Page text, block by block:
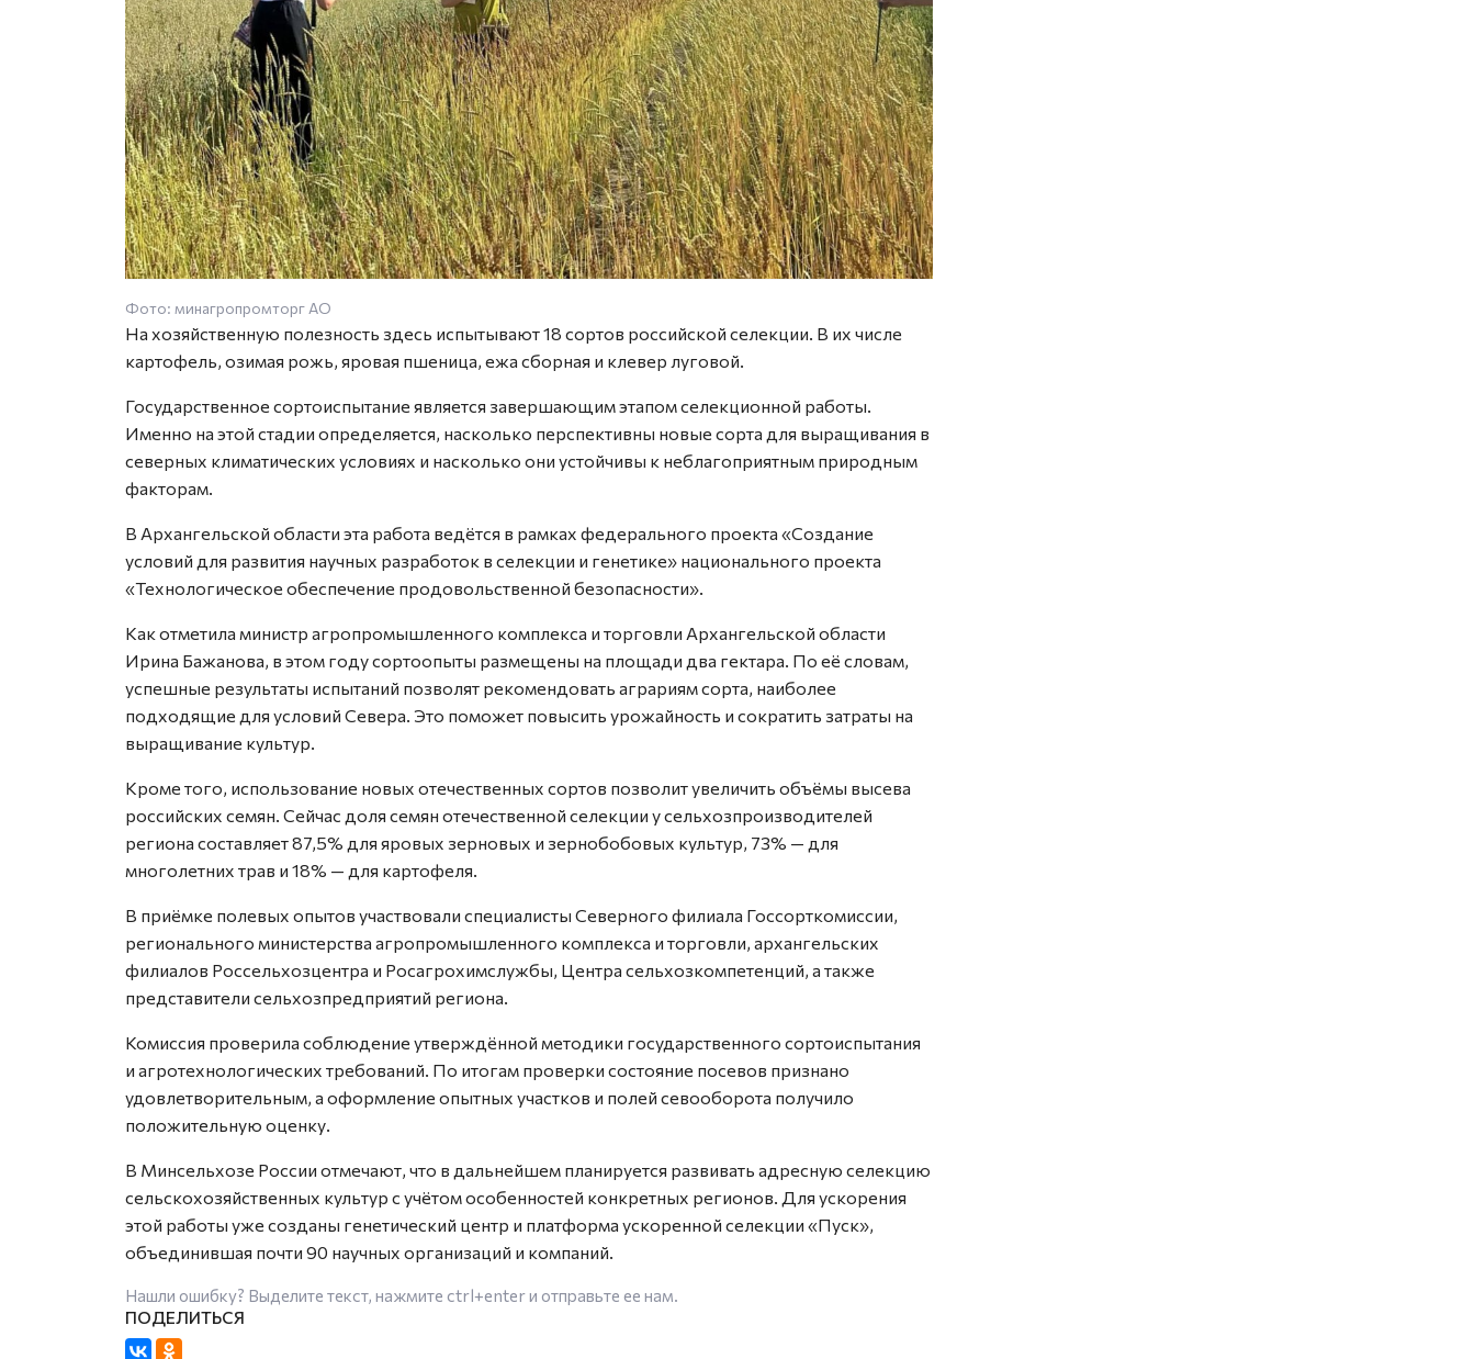
Фото: минагропромторг АО
На хозяйственную полезность здесь испытывают 18 сортов российской селекции. В их числе
картофель, озимая рожь, яровая пшеница, ежа сборная и клевер луговой.
Государственное сортоиспытание является завершающим этапом селекционной работы.
Именно на этой стадии определяется, насколько перспективны новые сорта для выращивания в
северных климатических условиях и насколько они устойчивы к неблагоприятным природным
факторам.
В Архангельской области эта работа ведётся в рамках федерального проекта «Создание
условий для развития научных разработок в селекции и генетике» национального проекта
«Технологическое обеспечение продовольственной безопасности».
Как отметила министр агропромышленного комплекса и торговли Архангельской области
Ирина Бажанова, в этом году сортоопыты размещены на площади два гектара. По её словам,
успешные результаты испытаний позволят рекомендовать аграриям сорта, наиболее
подходящие для условий Севера. Это поможет повысить урожайность и сократить затраты на
выращивание культур.
Кроме того, использование новых отечественных сортов позволит увеличить объёмы высева
российских семян. Сейчас доля семян отечественной селекции у сельхозпроизводителей
региона составляет 87,5% для яровых зерновых и зернобобовых культур, 73% — для
многолетних трав и 18% — для картофеля.
В приёмке полевых опытов участвовали специалисты Северного филиала Госсорткомиссии,
регионального министерства агропромышленного комплекса и торговли, архангельских
филиалов Россельхозцентра и Росагрохимслужбы, Центра сельхозкомпетенций, а также
представители сельхозпредприятий региона.
Комиссия проверила соблюдение утверждённой методики государственного сортоиспытания
и агротехнологических требований. По итогам проверки состояние посевов признано
удовлетворительным, а оформление опытных участков и полей севооборота получило
положительную оценку.
В Минсельхозе России отмечают, что в дальнейшем планируется развивать адресную селекцию
сельскохозяйственных культур с учётом особенностей конкретных регионов. Для ускорения
этой работы уже созданы генетический центр и платформа ускоренной селекции «Пуск»,
объединившая почти 90 научных организаций и компаний.
Нашли ошибку? Выделите текст, нажмите ctrl+enterи отправьте ее нам.